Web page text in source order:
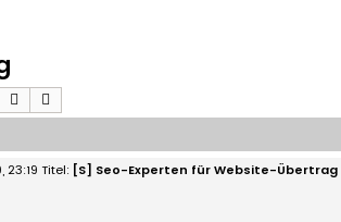
Suche
23:19 [S] Seo-Experten für Website-Übertrag